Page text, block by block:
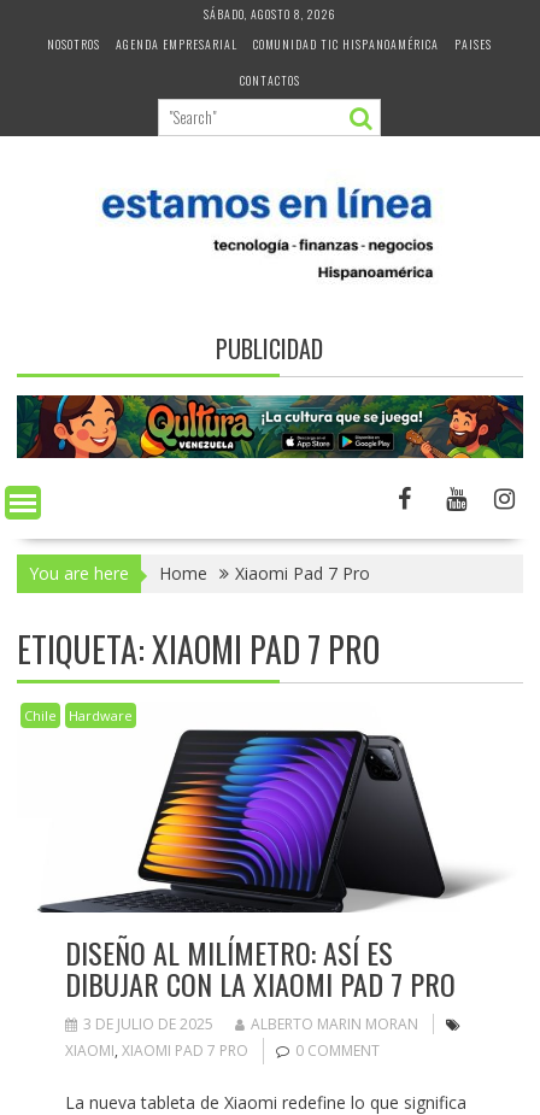
SÁBADO, AGOSTO 8, 2026
NOSOTROS
AGENDA EMPRESARIAL COMUNIDAD TIC HISPANOAMÉRICA
PAISES
CONTACTOS
PUBLICIDAD
You are here Home Xiaomi Pad 7 Pro
ETIQUETA:XIAOMI PAD 7 PRO
Chile Hardware
DISEÑO AL MILÍMETRO: ASÍ ES
DIBUJAR CON LA XIAOMI PAD 7 PRO
3 DE JULIO DE 2025
ALBERTO MARIN MORAN
XIAOMI, XIAOMI PAD 7 PRO 0 COMMENT
La nueva tableta de Xiaomi redefine lo que significa